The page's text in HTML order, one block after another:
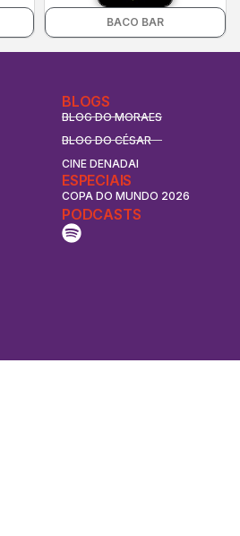
BACO BAR
BLOGS
BLOG DO MORAES
BLOG DO CÉSAR
CINE DENADAI
ESPECIAIS
COPA DO MUNDO 2026
PODCASTS